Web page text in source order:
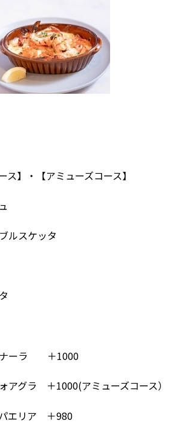
ス】・【アミューズコース】
ルスケッタ
ナーラ ＋1000
グラ ＋1000(アミューズコース）
エリア ＋980